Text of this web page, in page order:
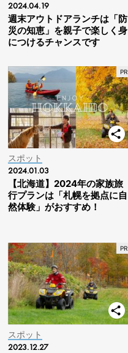
2024.04.19
週末アウトドアランチは「防
災の知恵」を親子で楽しく身
につけるチャンスです
スポット
2024.01.03
【北海道】2024年の家族旅
行プランは「札幌を拠点に自
然体験」がおすすめ！
スポット
2023.12.27